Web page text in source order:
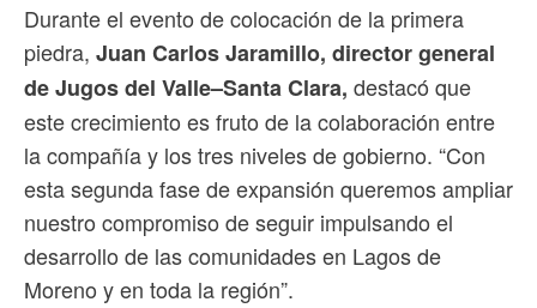
Durante el evento de colocación de la primera
piedra, Juan Carlos Jaramillo, director general
de Jugos del Valle–Santa Clara, destacó que
este crecimiento es fruto de la colaboración entre
la compañía y los tres niveles de gobierno. “Con
esta segunda fase de expansión queremos ampliar
nuestro compromiso de seguir impulsando el
desarrollo de las comunidades en Lagos de
Moreno y en toda la región”.